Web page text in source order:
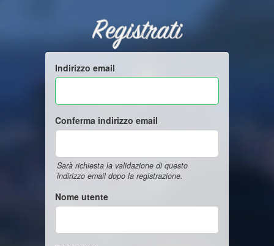
Registrati
Indirizzo email
Conferma indirizzo email
Sarà richiesta la validazione di questo
indirizzo email dopo la registrazione.
Nome utente